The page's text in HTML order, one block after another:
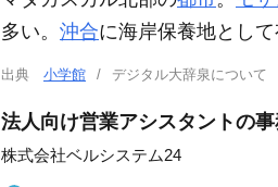
多い。 沖合に海岸保養地とし
出典 小学館 デジタル大辞泉につい
法人向け営業アシスタントの
株式会社ベルシステム24